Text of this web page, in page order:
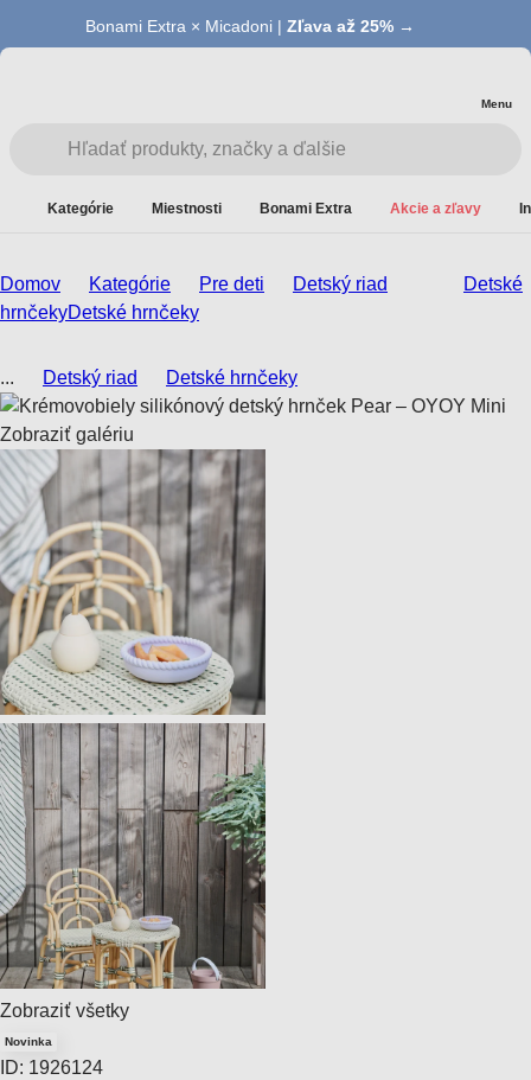
Bonami Extra × Micadoni | Zľava až 25% →
Menu
Kategórie Miestnosti Bonami Extra Akcie a zľavy
Domov Kategórie Pre deti Detský riad
Detské
hrnčekyDetské hrnčeky
... Detský riad Detské hrnčeky
Zobraziť galériu
Zobraziť všetky
Novinka
ID: 1926124